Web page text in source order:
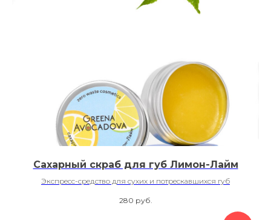
Сахарный скраб для губ Лимон-Лайм
Экспресс-средство для сухих и потрескавшихся губ
280 руб.